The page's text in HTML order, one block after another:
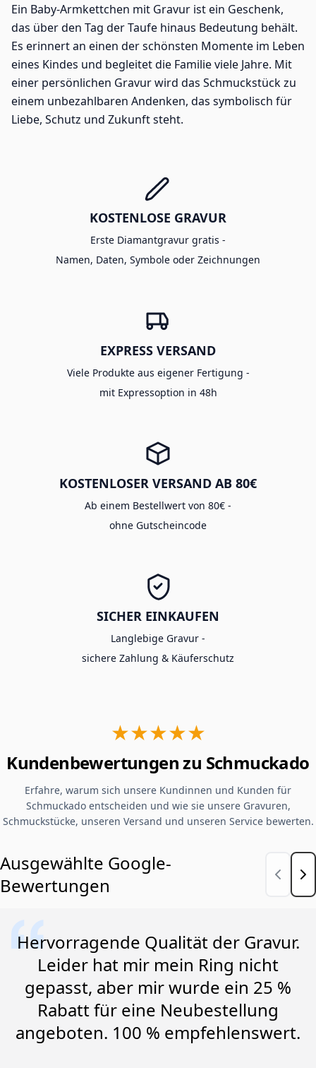
Ein Baby-Armkettchen mit Gravur ist ein Geschenk,
das über den Tag der Taufe hinaus Bedeutung behält.
Es erinnert an einen der schönsten Momente im Leben
eines Kindes und begleitet die Familie viele Jahre. Mit
einer persönlichen Gravur wird das Schmuckstück zu
einem unbezahlbaren Andenken, das symbolisch für
Liebe, Schutz und Zukunft steht.
KOSTENLOSE GRAVUR
Erste Diamantgravur gratis -
Namen, Daten, Symbole oder Zeichnungen
EXPRESS VERSAND
Viele Produkte aus eigener Fertigung -
mit Expressoption in 48h
KOSTENLOSER VERSAND AB 80€
Ab einem Bestellwert von 80€ -
ohne Gutscheincode
SICHER EINKAUFEN
Langlebige Gravur -
sichere Zahlung & Käuferschutz
★★★★★
Kundenbewertungen zu Schmuckado
Erfahre, warum sich unsere Kundinnen und Kunden für
Schmuckado entscheiden und wie sie unsere Gravuren,
Schmuckstücke, unseren Versand und unseren Service bewerten.
Ausgewählte Google-
Bewertungen
Hervorragende Qualität der Gravur.
Leider hat mir mein Ring nicht
gepasst, aber mir wurde ein 25 %
Rabatt für eine Neubestellung
angeboten. 100 % empfehlenswert.